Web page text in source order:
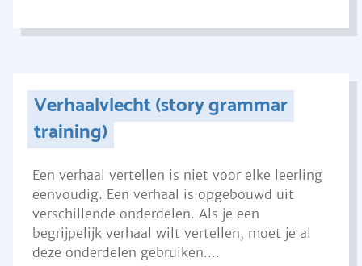
Verhaalvlecht (story grammar
training)
Een verhaal vertellen is niet voor elke leerling
eenvoudig. Een verhaal is opgebouwd uit
verschillende onderdelen. Als je een
begrijpelijk verhaal wilt vertellen, moet je al
deze onderdelen gebruiken....